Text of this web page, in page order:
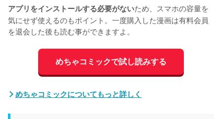
アプリをインストールする必要がないため、スマホの容量を
気にせず使えるのもポイント。一度購入した漫画は有料会員
を退会した後も読む事ができますよ。
めちゃコミックで試し読みする
めちゃコミックについてもっと詳しく